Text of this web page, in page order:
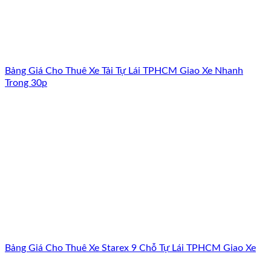
Bảng Giá Cho Thuê Xe Tải Tự Lái TPHCM Giao Xe Nhanh
Trong 30p
Bảng Giá Cho Thuê Xe Starex 9 Chỗ Tự Lái TPHCM Giao Xe